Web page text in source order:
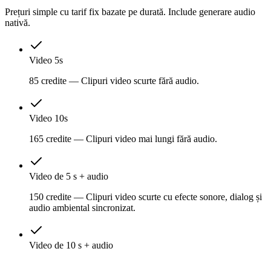
Prețuri simple cu tarif fix bazate pe durată. Include generare audio
nativă.
Video 5s
85 credite — Clipuri video scurte fără audio.
Video 10s
165 credite — Clipuri video mai lungi fără audio.
Video de 5 s + audio
150 credite — Clipuri video scurte cu efecte sonore, dialog și
audio ambiental sincronizat.
Video de 10 s + audio